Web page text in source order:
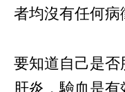
者均沒有任何病
要知道自己是
肝炎，驗血是